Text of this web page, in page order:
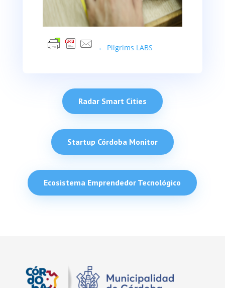
← Pilgrims LABS
Radar Smart Cities
Startup Córdoba Monitor
Ecosistema Emprendedor Tecnológico